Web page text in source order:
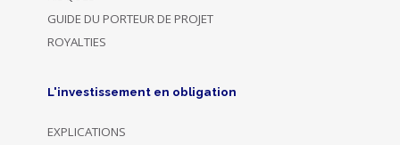
GUIDE DU PORTEUR DE PROJET
ROYALTIES
L'investissement en obligation
EXPLICATIONS